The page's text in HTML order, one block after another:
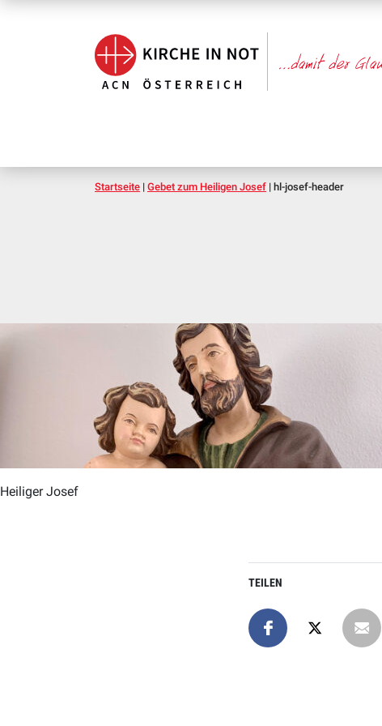
Startseite | Gebet zum Heiligen Josef | hl-josef-header
Heiliger Josef
TEILEN